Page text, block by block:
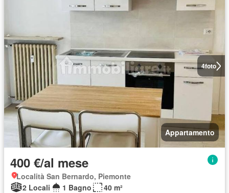
4foto
Appartamento
400 €/al mese
Località San Bernardo, Piemonte
2 Locali
1 Bagno
40 m²